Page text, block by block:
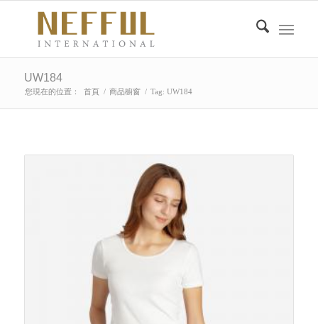
UW184
您現在的位置： 首頁 / 商品櫥窗 / Tag: UW184